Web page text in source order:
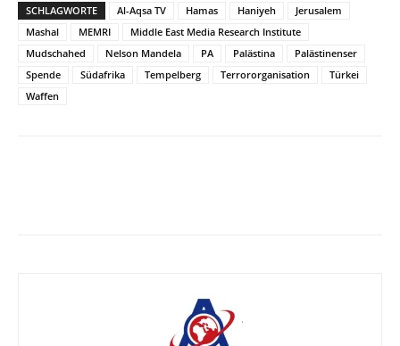
SCHLAGWORTE Al-Aqsa TV Hamas Haniyeh
Jerusalem
Mashal
MEMRI
Middle East Media Research Institute
Mudschahed
Nelson Mandela PA Palästina
Palästinenser
Spende
Südafrika Tempelberg Terrororganisation
Türkei
Waffen